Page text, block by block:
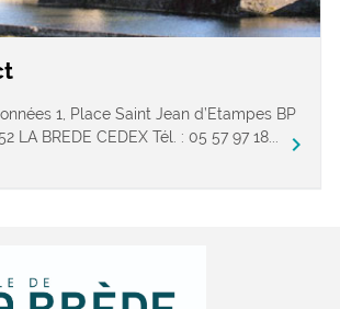
1, Place Saint Jean d’Etampes BP
LA BREDE CEDEX Tél. : 05 57 97 18...
chevron_right